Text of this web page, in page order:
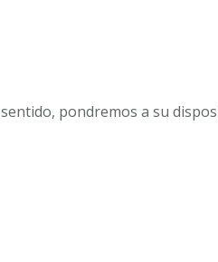
pondremos a su